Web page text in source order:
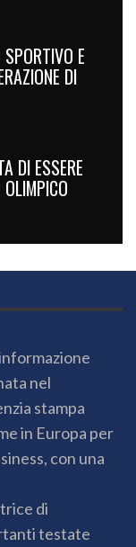
E
DI
DI ESSERE
nel
stampa
in Europa per
con una
di
testate